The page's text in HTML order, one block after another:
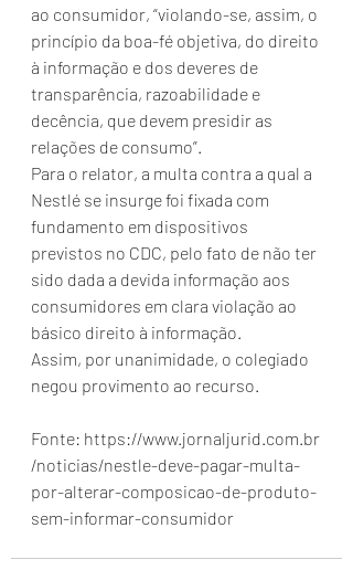
ao consumidor, “violando-se, assim, o
princípio da boa-fé objetiva, do direito
à informação e dos deveres de
transparência, razoabilidade e
decência, que devem presidir as
relações de consumo”.
Para o relator, a multa contra a qual a
Nestlé se insurge foi fixada com
fundamento em dispositivos
previstos no CDC, pelo fato de não ter
sido dada a devida informação aos
consumidores em clara violação ao
básico direito à informação.
Assim, por unanimidade, o colegiado
negou provimento ao recurso.
Fonte: https://www.jornaljurid.com.br
/noticias/nestle-deve-pagar-multa-
por-alterar-composicao-de-produto-
sem-informar-consumidor